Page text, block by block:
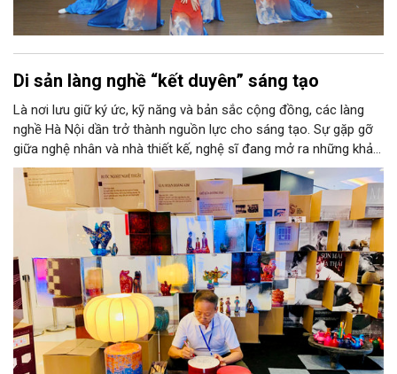
Di sản làng nghề “kết duyên” sáng tạo
Là nơi lưu giữ ký ức, kỹ năng và bản sắc cộng đồng, các làng
nghề Hà Nội dần trở thành nguồn lực cho sáng tạo. Sự gặp gỡ
giữa nghệ nhân và nhà thiết kế, nghệ sĩ đang mở ra những khả
năng phát triển mới cho thủ công đương đại trên nền tảng di
sản. Từ những cuộc “kết duyên” đầy cảm hứng ấy, Hà Nội đang
khơi thông mạch ngầm của hệ sinh thái thủ công, biến vốn cổ
thành động lực bền vững cho tương lai.